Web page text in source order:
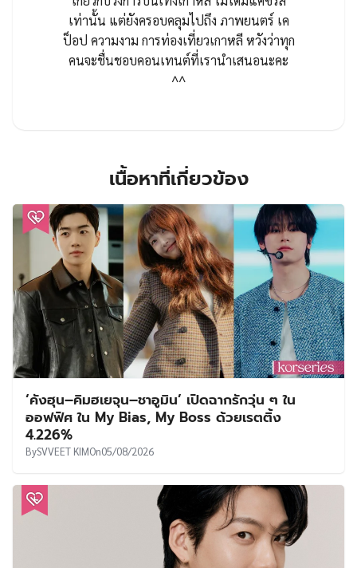
เท่านั้น แต่ยังครอบคลุมไปถึง ภาพยนตร์ เค
ป็อป ความงาม การท่องเที่ยวเกาหลี หวังว่าทุก
คนจะชื่นชอบคอนเทนต์ที่เรานำเสนอนะคะ
^^
เนื้อหาที่เกี่ยวข้อง
‘คังฮุน–คิมฮเยจุน–ชาอูมิน’ เปิดฉากรักวุ่น ๆ ใน
ออฟฟิศ ใน My Bias, My Boss ด้วยเรตติ้ง
4.226%
BySVVEET KIMOn05/08/2026